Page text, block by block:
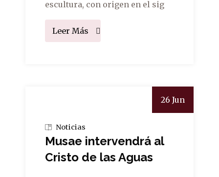
escultura, con origen en el sig
Leer Más
26 Jun
Noticias
Musae intervendrá al
Cristo de las Aguas